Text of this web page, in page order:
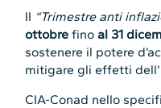
Il “Trimestre anti
ottobrefinoal 31
sostenere il potere
mitigare gli effetti
CIA-Conad nello